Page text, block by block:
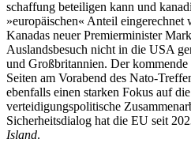
schaffung beteiligen kann und
»europäischen« Anteil ein­gerechnet
Kanadas neuer Premierminister
Auslandsbesuch nicht in die USA
und Großbritannien. Der
Seiten am Vor­abend des Nato-
ebenfalls einen starken Fokus auf
verteidigungspolitische
Sicherheitsdialog hat die EU seit
Island.